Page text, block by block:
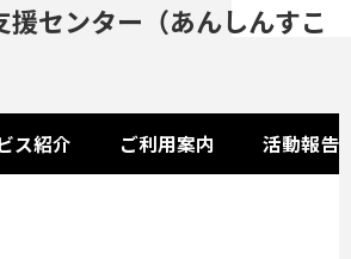
援センター（あんしんすこ
ス紹介 ご利用案内 活動報告